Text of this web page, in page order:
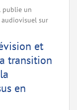
publie un
sur
et
transition
en